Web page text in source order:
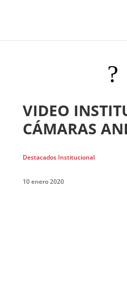
?
VIDEO
CÁMARAS
Destacados Institucional
10 enero 2020